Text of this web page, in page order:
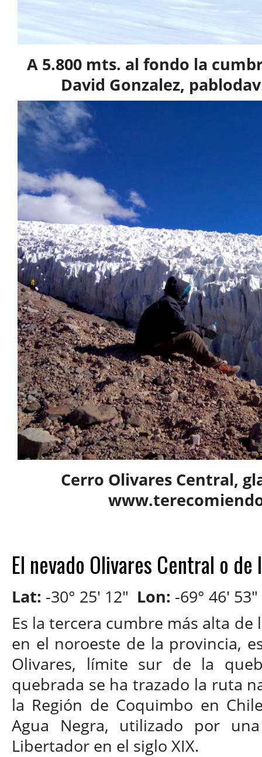
A 5.800 mts. al fondo la
David Gonzalez,
Cerro Olivares Central,
El nevado Olivares Central o
Lat: -30° 25' 12" Lon: -69° 46' 53"
Es la tercera cumbre más alta de
en el noroeste de la provincia,
Olivares, límite sur de la
quebrada se ha trazado la ruta
la Región de Coquimbo en
Agua Negra, utilizado por
Libertador en el siglo XIX.